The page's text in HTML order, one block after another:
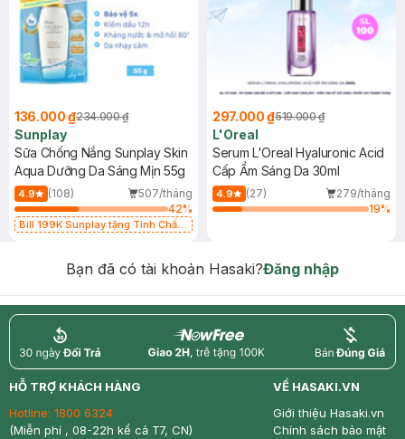
136.000 ₫234.000 ₫
Sunplay
Sữa Chống Nắng Sunplay Skin
Aqua Dưỡng Da Sáng Mịn 55g
4.9 (108)
507/tháng
42%
Bill 199K Sunplay tặng Tinh Chất
297.000 ₫519.000 ₫
L'Oreal
Serum L'Oreal Hyaluronic Acid
Cấp Ẩm Sáng Da 30ml
4.9 (27)
279/tháng
19%
Bạn đã có tài khoản Hasaki?Đăng nhập
return nowfree price
HỖ TRỢ KHÁCH HÀNG
Hotline: 1800 6324
(Miễn phí , 08-22h kể cả T7, CN)
VỀ HASAKI.VN
Giới thiệu Hasaki.vn
Chính sách bảo mật